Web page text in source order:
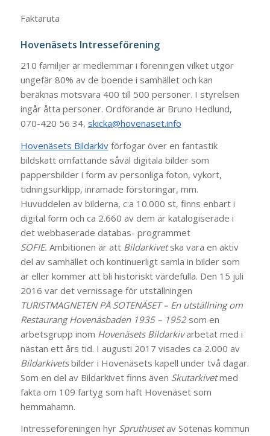
Faktaruta
Hovenäsets Intresseförening
210 familjer är medlemmar i föreningen vilket utgör
ungefär 80% av de boende i samhället och kan
beräknas motsvara 400 till 500 personer. I styrelsen
ingår åtta personer. Ordförande är Bruno Hedlund,
070-420 56 34, skicka@hovenaset.info
Hovenäsets Bildarkivförfogar över en fantastik
bildskatt omfattande såväl digitala bilder som
pappersbilder i form av personliga foton, vykort,
tidningsurklipp, inramade förstoringar, mm.
Huvuddelen av bilderna, c:a 10.000 st, finns enbart i
digital form och ca 2.660 av dem är katalogiserade i
det webbaserade databas- programmet
SOFIE. Ambitionen är att Bildarkivetska vara en aktiv
del av samhället och kontinuerligt samla in bilder som
är eller kommer att bli historiskt värdefulla. Den 15 juli
2016 var det vernissage för utställningen
TURISTMAGNETEN PÅ SOTENÄSET – En utställning om
Restaurang Hovenäsbaden 1935 – 1952som en
arbetsgrupp inom Hovenäsets Bildarkivarbetat med i
nästan ett års tid. I augusti 2017 visades ca 2.000 av
Bildarkivetsbilder i Hovenäsets kapell under två dagar.
Som en del av Bildarkivet finns även Skutarkivetmed
fakta om 109 fartyg som haft Hovenäset som
hemmahamn.
Intresseföreningen hyrSpruthusetav Sotenäs kommun